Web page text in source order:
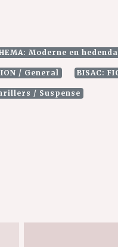
Moderne en
/ General BISAC:
/ Suspense